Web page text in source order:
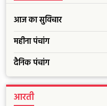
आज का सुविचार
महीना पंचांग
दैनिक पंचांग
आरती